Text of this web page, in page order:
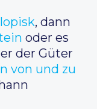
, dann
oder es
der Güter
von und zu